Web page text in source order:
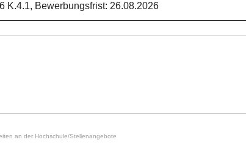
K.4.1, Bewerbungsfrist: 26.08.2026
an der Hochschule/Stellenangebote